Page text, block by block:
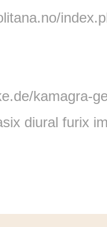
kamagra-
diural furix